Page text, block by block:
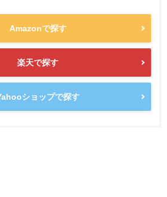
Amazonで探す
楽天で探す
ショップで探す